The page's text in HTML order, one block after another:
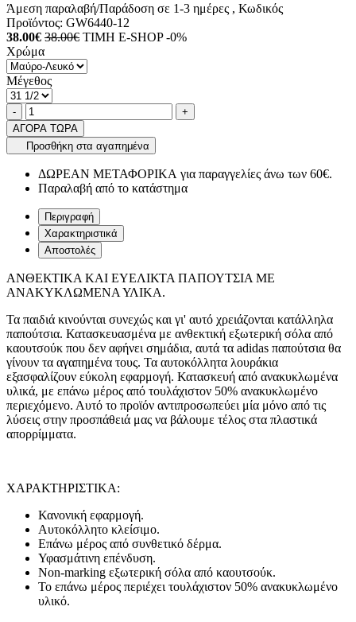
Άμεση παραλαβή/Παράδοση σε 1-3 ημέρες , Κωδικός
Προϊόντος: GW6440-12
38.00€ 38.00€ ΤΙΜΗ E-SHOP -0%
Χρώμα
Μέγεθος
Ποσότητα
-product.increase.quantity +
ΑΓΟΡΑ ΤΩΡΑ
Προσθήκη στα αγαπημένα
ΔΩΡΕΑΝ ΜΕΤΑΦΟΡΙΚΑ για παραγγελίες άνω των 60€.
Παραλαβή από το κατάστημα
Περιγραφή
Χαρακτηριστικά
Αποστολές
ΑΝΘΕΚΤΙΚΑ ΚΑΙ ΕΥΕΛΙΚΤΑ ΠΑΠΟΥΤΣΙΑ ΜΕ
ΑΝΑΚΥΚΛΩΜΕΝΑ ΥΛΙΚΑ.
Τα παιδιά κινούνται συνεχώς και γι' αυτό χρειάζονται κατάλληλα
παπούτσια. Κατασκευασμένα με ανθεκτική εξωτερική σόλα από
καουτσούκ που δεν αφήνει σημάδια, αυτά τα adidas παπούτσια θα
γίνουν τα αγαπημένα τους. Τα αυτοκόλλητα λουράκια
εξασφαλίζουν εύκολη εφαρμογή. Κατασκευή από ανακυκλωμένα
υλικά, με επάνω μέρος από τουλάχιστον 50% ανακυκλωμένο
περιεχόμενο. Αυτό το προϊόν αντιπροσωπεύει μία μόνο από τις
λύσεις στην προσπάθειά μας να βάλουμε τέλος στα πλαστικά
απορρίμματα.
ΧΑΡΑΚΤΗΡΙΣΤΙΚΑ:
Κανονική εφαρμογή.
Αυτοκόλλητο κλείσιμο.
Επάνω μέρος από συνθετικό δέρμα.
Υφασμάτινη επένδυση.
Non-marking εξωτερική σόλα από καουτσούκ.
Το επάνω μέρος περιέχει τουλάχιστον 50% ανακυκλωμένο
υλικό.